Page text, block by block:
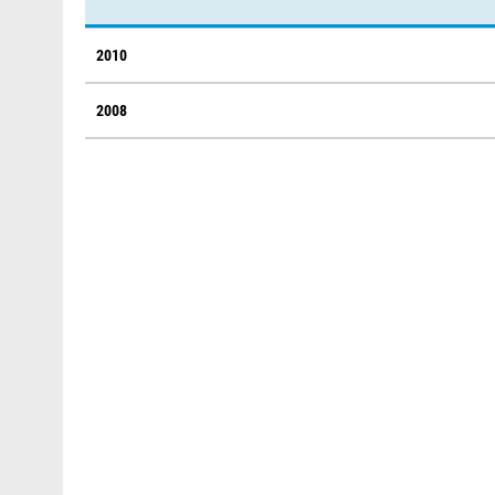
2010
2008